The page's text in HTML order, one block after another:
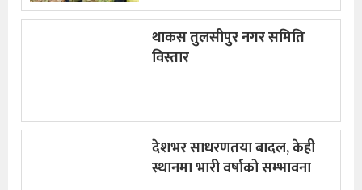
थाकस तुलसीपुर नगर समिति
विस्तार
देशभर साधरणतया बादल, केही
स्थानमा भारी वर्षाको सम्भावना